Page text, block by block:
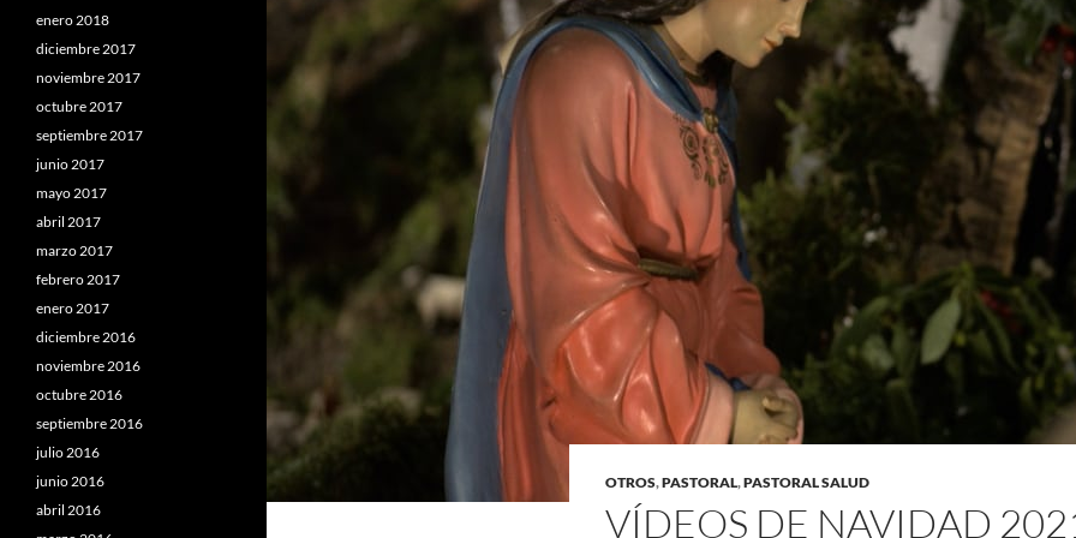
OTROS,PASTORAL,PASTORAL SALUD
VÍDEOS DE NAVIDAD
enero 2018
diciembre 2017
noviembre 2017
octubre 2017
septiembre 2017
junio 2017
mayo 2017
abril 2017
marzo 2017
febrero 2017
enero 2017
diciembre 2016
noviembre 2016
octubre 2016
septiembre 2016
julio 2016
junio 2016
abril 2016